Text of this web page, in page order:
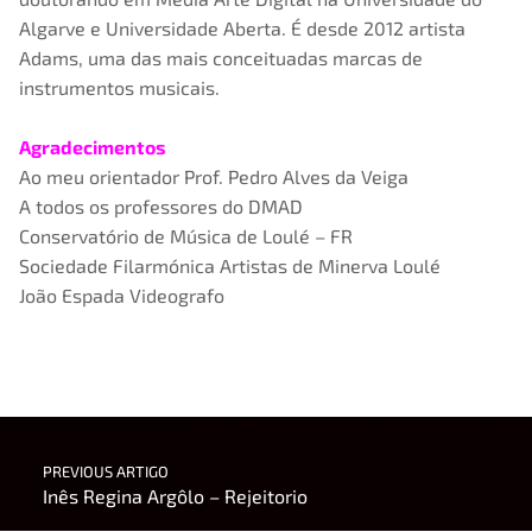
Algarve e Universidade Aberta. É desde 2012 artista
Adams, uma das mais conceituadas marcas de
instrumentos musicais.
Agradecimentos
Ao meu orientador Prof. Pedro Alves da Veiga
A todos os professores do DMAD
Conservatório de Música de Loulé – FR
Sociedade Filarmónica Artistas de Minerva Loulé
João Espada Videografo
Post navigation
PREVIOUS ARTIGO
Inês Regina Argôlo – Rejeitorio